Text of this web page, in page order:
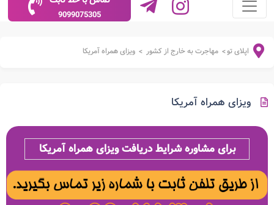
9099075305
اپلای تو> مهاجرت به خارج از کشور > ویزای همراه آمریکا
ویزای همراه آمریکا
برای مشاوره شرایط دریافت ویزای همراه آمریکا